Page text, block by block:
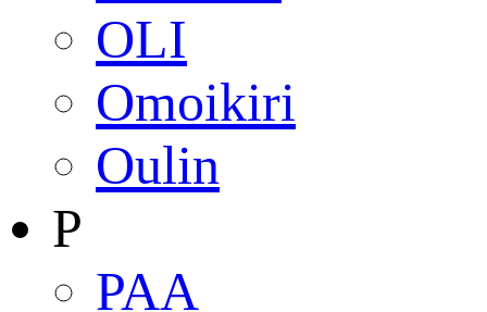
OLI
Omoikiri
Oulin
P
PAA